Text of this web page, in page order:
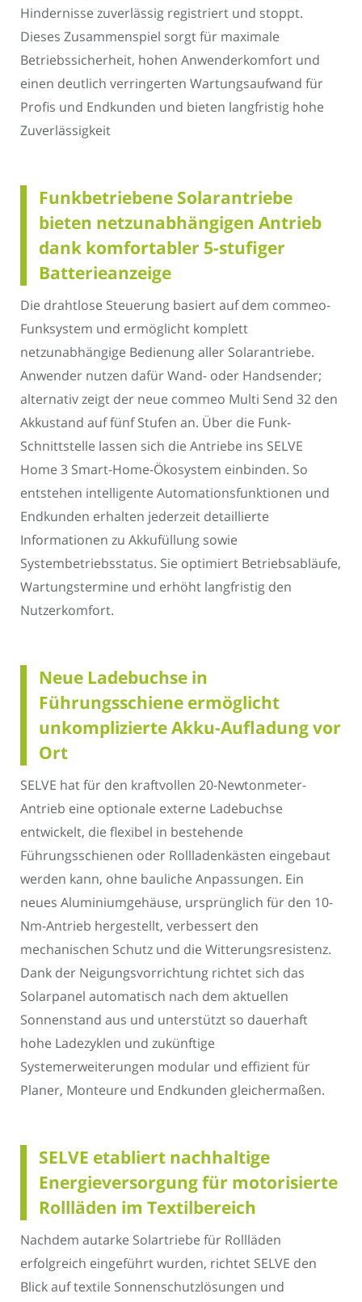
Hindernisse zuverlässig registriert und stoppt.
Dieses Zusammenspiel sorgt für maximale
Betriebssicherheit, hohen Anwenderkomfort und
einen deutlich verringerten Wartungsaufwand für
Profis und Endkunden und bieten langfristig hohe
Zuverlässigkeit
Funkbetriebene Solarantriebe
bieten netzunabhängigen Antrieb
dank komfortabler 5-stufiger
Batterieanzeige
Die drahtlose Steuerung basiert auf dem commeo-
Funksystem und ermöglicht komplett
netzunabhängige Bedienung aller Solarantriebe.
Anwender nutzen dafür Wand- oder Handsender;
alternativ zeigt der neue commeo Multi Send 32 den
Akkustand auf fünf Stufen an. Über die Funk-
Schnittstelle lassen sich die Antriebe ins SELVE
Home 3 Smart-Home-Ökosystem einbinden. So
entstehen intelligente Automationsfunktionen und
Endkunden erhalten jederzeit detaillierte
Informationen zu Akkufüllung sowie
Systembetriebsstatus. Sie optimiert Betriebsabläufe,
Wartungstermine und erhöht langfristig den
Nutzerkomfort.
Neue Ladebuchse in
Führungsschiene ermöglicht
unkomplizierte Akku-Aufladung vor
Ort
SELVE hat für den kraftvollen 20-Newtonmeter-
Antrieb eine optionale externe Ladebuchse
entwickelt, die flexibel in bestehende
Führungsschienen oder Rollladenkästen eingebaut
werden kann, ohne bauliche Anpassungen. Ein
neues Aluminiumgehäuse, ursprünglich für den 10-
Nm-Antrieb hergestellt, verbessert den
mechanischen Schutz und die Witterungsresistenz.
Dank der Neigungsvorrichtung richtet sich das
Solarpanel automatisch nach dem aktuellen
Sonnenstand aus und unterstützt so dauerhaft
hohe Ladezyklen und zukünftige
Systemerweiterungen modular und effizient für
Planer, Monteure und Endkunden gleichermaßen.
SELVE etabliert nachhaltige
Energieversorgung für motorisierte
Rollläden im Textilbereich
Nachdem autarke Solartriebe für Rollläden
erfolgreich eingeführt wurden, richtet SELVE den
Blick auf textile Sonnenschutzlösungen und